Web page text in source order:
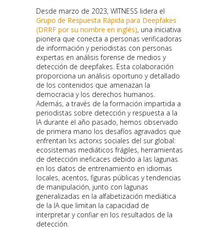
Desde marzo de 2023, WITNESS lidera el
Grupo de Respuesta Rápida para Deepfakes
(DRRF por su nombre en inglés), una iniciativa
pionera que conecta a personas verificadoras
de información y periodistas con personas
expertas en análisis forense de medios y
detección de deepfakes. Esta colaboración
proporciona un análisis oportuno y detallado
de los contenidos que amenazan la
democracia y los derechos humanos.
Además, a través de la formación impartida a
periodistas sobre detección y respuesta a la
IA durante el año pasado, hemos observado
de primera mano los desafíos agravados que
enfrentan lxs actorxs sociales del sur global:
ecosistemas mediáticos frágiles, herramientas
de detección ineficaces debido a las lagunas
en los datos de entrenamiento en idiomas
locales, acentos, figuras públicas y tendencias
de manipulación, junto con lagunas
generalizadas en la alfabetización mediática
de la IA que limitan la capacidad de
interpretar y confiar en los resultados de la
detección.